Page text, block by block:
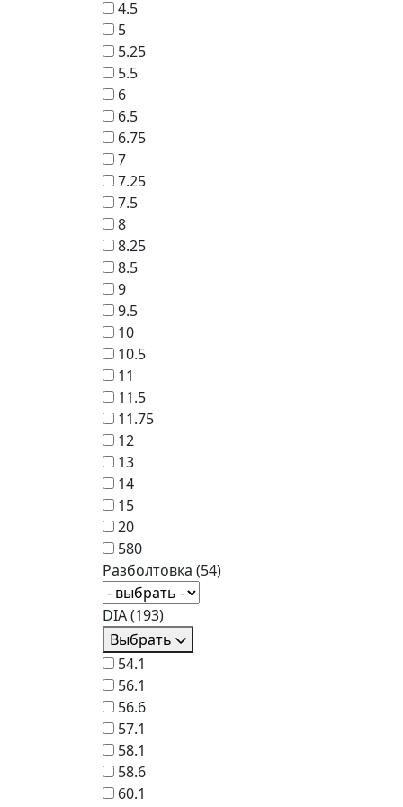
4.5
5
5.25
5.5
6
6.5
6.75
7
7.25
7.5
8
8.25
8.5
9
9.5
10
10.5
11
11.5
11.75
12
13
14
15
20
580
Разболтовка (54)
DIA(193)
Выбрать
54.1
56.1
56.6
57.1
58.1
58.6
60.1